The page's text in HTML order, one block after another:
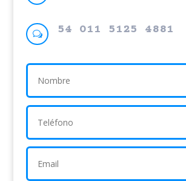
w 54 011 5125 4881